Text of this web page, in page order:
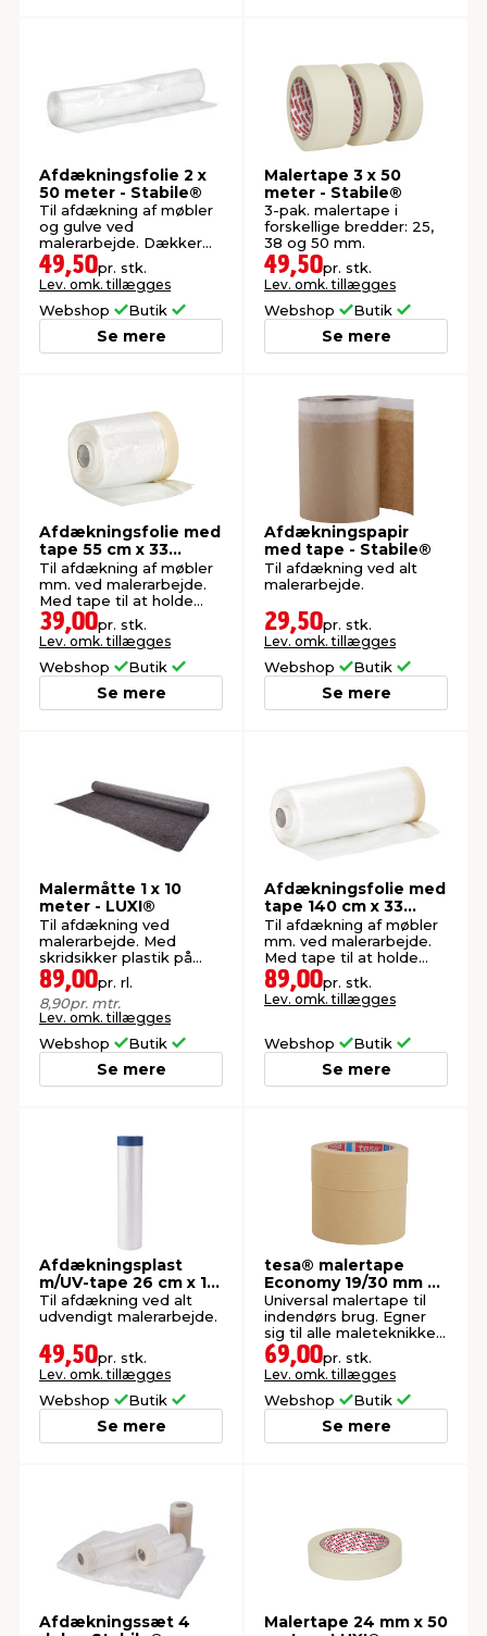
Afdækningsfolie 2 x
50 meter - Stabile®
Til afdækning af møbler
og gulve ved
malerarbejde. Dækker
op til 100 m².
49,50pr. stk.
Lev. omk. tillægges
Webshop Butik
Se mere
Malertape 3 x 50
meter - Stabile®
3-pak. malertape i
forskellige bredder: 25,
38 og 50 mm.
49,50pr. stk.
Lev. omk. tillægges
Webshop Butik
Se mere
Afdækningsfolie med
tape 55 cm x 33
meter - LUXI®
Til afdækning af møbler
mm. ved malerarbejde.
Med tape til at holde
folien fast.
39,00pr. stk.
Lev. omk. tillægges
Webshop Butik
Se mere
Afdækningspapir
med tape - Stabile®
Til afdækning ved alt
malerarbejde.
29,50pr. stk.
Lev. omk. tillægges
Webshop Butik
Se mere
Malermåtte 1 x 10
meter - LUXI®
Til afdækning ved
malerarbejde. Med
skridsikker plastik på
bagsiden.
89,00pr. rl.
8,90pr. mtr.
Lev. omk. tillægges
Webshop Butik
Se mere
Afdækningsfolie med
tape 140 cm x 33
meter - LUXI®
Til afdækning af møbler
mm. ved malerarbejde.
Med tape til at holde
folien fast.
89,00pr. stk.
Lev. omk. tillægges
Webshop Butik
Se mere
Afdækningsplast
m/UV-tape 26 cm x 17
meter - LUXI®
Til afdækning ved alt
udvendigt malerarbejde.
49,50pr. stk.
Lev. omk. tillægges
Webshop Butik
Se mere
tesa® malertape
Economy 19/30 mm x
50 meter 4-pk.
Universal malertape til
indendørs brug. Egner
sig til alle maleteknikker
og de fleste typer
maling.
69,00pr. stk.
Lev. omk. tillægges
Webshop Butik
Se mere
Afdækningssæt 4
Malertape 24 mm x 50